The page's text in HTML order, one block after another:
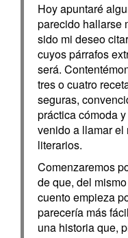
Hoy apuntaré
parecido hallarse
sido mi deseo
cuyos párrafos
será.
tres o cuatro
seguras,
práctica cómoda
venido a llamar
literarios.
Comenzaremos
de que, del
cuento empieza
parecería más
una historia que,